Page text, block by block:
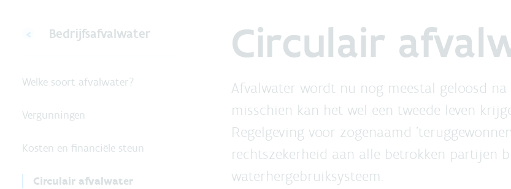
Bedrijfsafvalwater
Welke soort afvalwater?
Vergunningen
Kosten en financiële steun
Circulair afvalwater
Circulair
Afvalwater wordt nu nog meestal geloosd
misschien kan het wel een tweede leven
Regelgeving voor zogenaamd
rechtszekerheid aan alle betrokken partijen
waterhergebruiksysteem.